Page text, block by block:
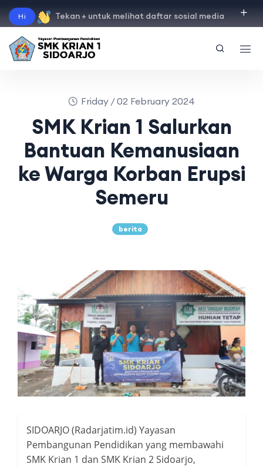
Hi Tekan + untuk melihat daftar sosial media
" instagram" " facebook
Friday / 02 February 2024
SMK Krian 1 Salurkan
Bantuan Kemanusiaan
ke Warga Korban Erupsi
Semeru
berita
SIDOARJO (Radarjatim.id) Yayasan
Pembangunan Pendidikan yang membawahi
SMK Krian 1 dan SMK Krian 2 Sidoarjo,